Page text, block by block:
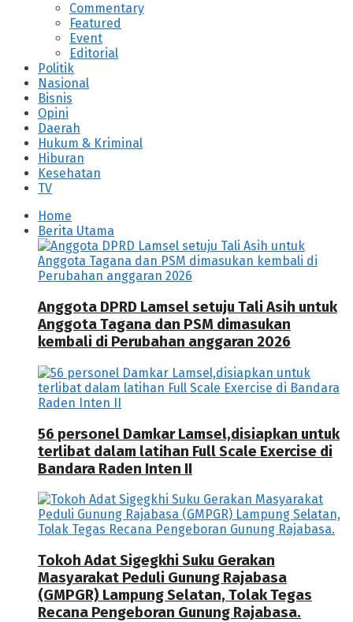
Commentary
Featured
Event
Editorial
Politik
Nasional
Bisnis
Opini
Daerah
Hukum & Kriminal
Hiburan
Kesehatan
TV
Home
Berita Utama
Anggota DPRD Lamsel setuju Tali Asih untuk
Anggota Tagana dan PSM dimasukan
kembali di Perubahan anggaran 2026
56 personel Damkar Lamsel,disiapkan untuk
terlibat dalam latihan Full Scale Exercise di
Bandara Raden Inten II
Tokoh Adat Sigegkhi Suku Gerakan
Masyarakat Peduli Gunung Rajabasa
(GMPGR) Lampung Selatan, Tolak Tegas
Recana Pengeboran Gunung Rajabasa.